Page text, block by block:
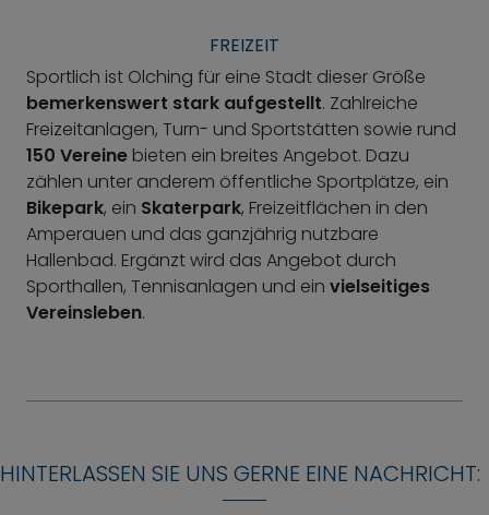
FREIZEIT
Sportlich ist Olching für eine Stadt dieser Größe
bemerkenswert stark aufgestellt. Zahlreiche
Freizeitanlagen, Turn- und Sportstätten sowie rund
150 Vereine bieten ein breites Angebot. Dazu
zählen unter anderem öffentliche Sportplätze, ein
Bikepark, ein Skaterpark, Freizeitflächen in den
Amperauen und das ganzjährig nutzbare
Hallenbad. Ergänzt wird das Angebot durch
Sporthallen, Tennisanlagen und ein vielseitiges
Vereinsleben.
HINTERLASSEN SIE UNS GERNE EINE NACHRICHT: